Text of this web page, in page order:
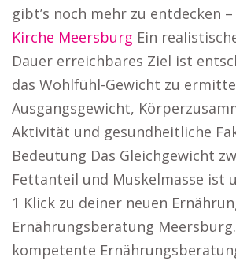
gibt’s noch mehr zu entdecken
Kirche Meersburg Ein
Dauer erreichbares Ziel ist
das Wohlfühl-Gewicht zu
Ausgangsgewicht,
Aktivität und gesundheitliche
Bedeutung Das Gleichgewicht
Fettanteil und Muskelmasse ist
1 Klick zu deiner neuen
Ernährungsberatung
kompetente